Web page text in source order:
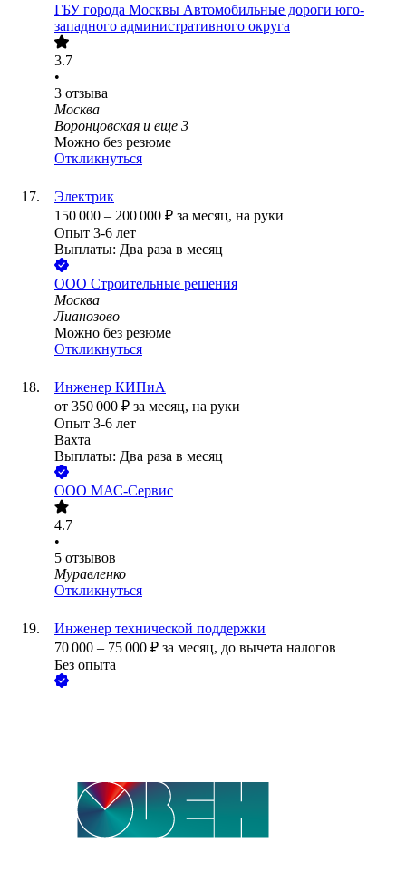
ГБУ города Москвы Автомобильные дороги юго-
западного административного округа
3.7
•
3 отзыва
Москва
Воронцовская и еще 3
Можно без резюме
Откликнуться
Электрик
150 000 – 200 000 ₽ за месяц, на руки
Опыт 3-6 лет
Выплаты: Два раза в месяц
ООО Строительные решения
Москва
Лианозово
Можно без резюме
Откликнуться
Инженер КИПиА
от 350 000 ₽ за месяц, на руки
Опыт 3-6 лет
Вахта
Выплаты: Два раза в месяц
ООО МАС-Сервис
4.7
•
5 отзывов
Муравленко
Откликнуться
Инженер технической поддержки
70 000 – 75 000 ₽ за месяц, до вычета налогов
Без опыта